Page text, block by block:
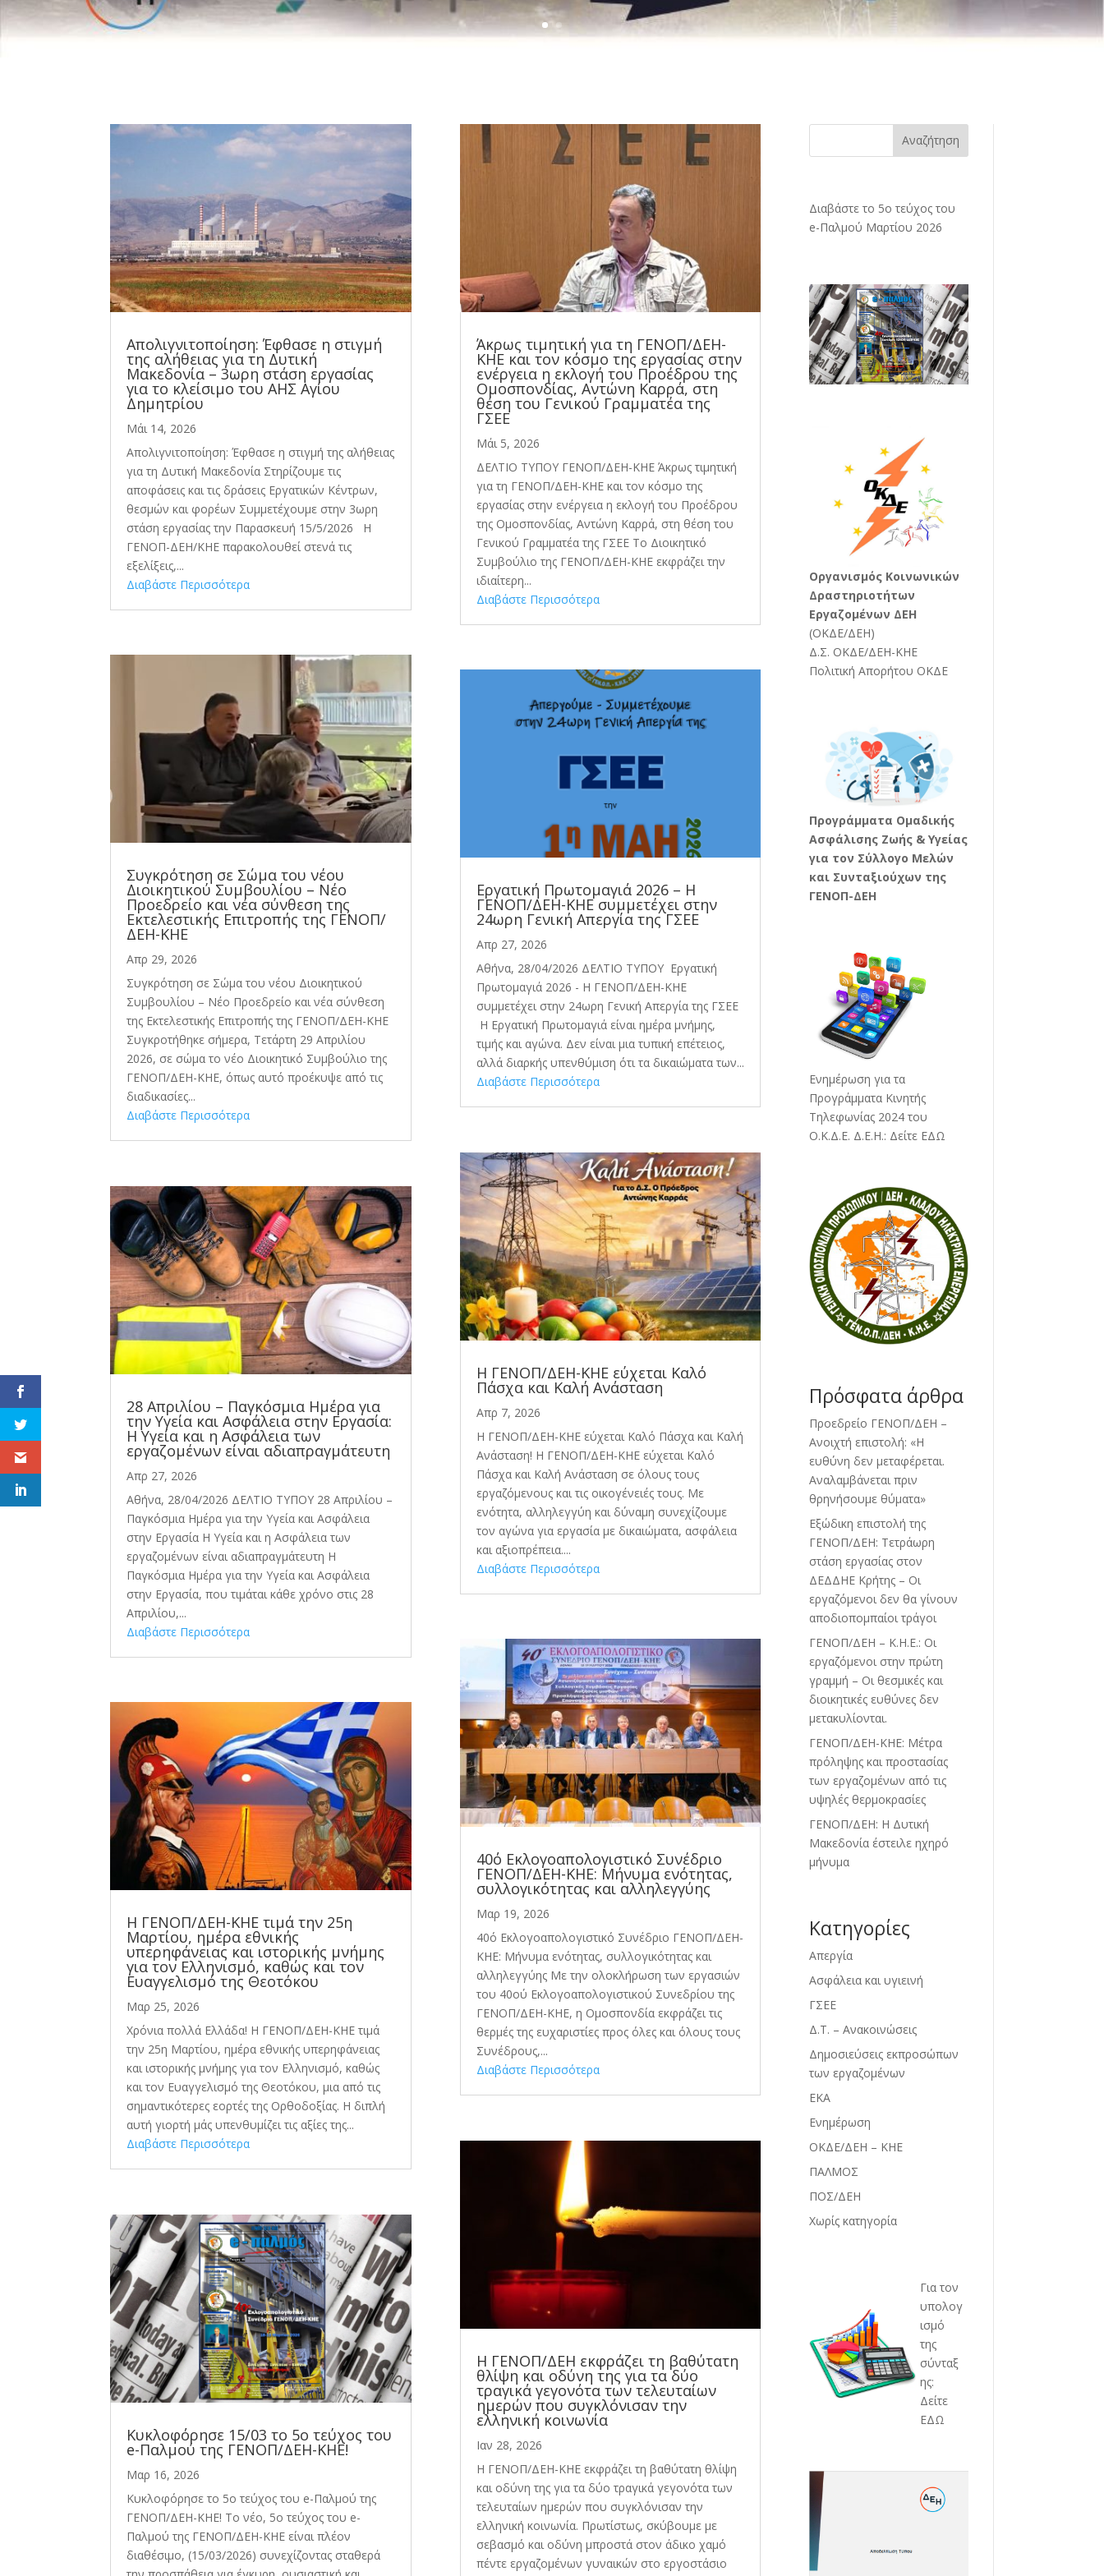
Απολιγνιτοποίηση: Έφθασε η στιγμή
της αλήθειας για τη Δυτική
Μακεδονία – 3ωρη στάση εργασίας
για το κλείσιμο του AHΣ Αγίου
Δημητρίου
Μάι 14, 2026
Απολιγνιτοποίηση: Έφθασε η στιγμή της αλήθειας
για τη Δυτική Μακεδονία Στηρίζουμε τις
αποφάσεις και τις δράσεις Εργατικών Κέντρων,
θεσμών και φορέων Συμμετέχουμε στην 3ωρη
στάση εργασίας την Παρασκευή 15/5/2026 Η
ΓΕΝΟΠ-ΔΕΗ/ΚΗΕ παρακολουθεί στενά τις
εξελίξεις,...
Διαβάστε Περισσότερα
Συγκρότηση σε Σώμα του νέου
Διοικητικού Συμβουλίου – Νέο
Προεδρείο και νέα σύνθεση της
Εκτελεστικής Επιτροπής της ΓΕΝΟΠ/
ΔΕΗ-ΚΗΕ
Απρ 29, 2026
Συγκρότηση σε Σώμα του νέου Διοικητικού
Συμβουλίου – Νέο Προεδρείο και νέα σύνθεση
της Εκτελεστικής Επιτροπής της ΓΕΝΟΠ/ΔΕΗ-ΚΗΕ
Συγκροτήθηκε σήμερα, Τετάρτη 29 Απριλίου
2026, σε σώμα το νέο Διοικητικό Συμβούλιο της
ΓΕΝΟΠ/ΔΕΗ-ΚΗΕ, όπως αυτό προέκυψε από τις
διαδικασίες...
Διαβάστε Περισσότερα
28 Απριλίου – Παγκόσμια Ημέρα για
την Υγεία και Ασφάλεια στην Εργασία:
Η Υγεία και η Ασφάλεια των
εργαζομένων είναι αδιαπραγμάτευτη
Απρ 27, 2026
Αθήνα, 28/04/2026 ΔΕΛΤΙΟ ΤΥΠΟΥ 28 Απριλίου –
Παγκόσμια Ημέρα για την Υγεία και Ασφάλεια
στην Εργασία Η Υγεία και η Ασφάλεια των
εργαζομένων είναι αδιαπραγμάτευτη Η
Παγκόσμια Ημέρα για την Υγεία και Ασφάλεια
στην Εργασία, που τιμάται κάθε χρόνο στις 28
Απριλίου,...
Διαβάστε Περισσότερα
Η ΓΕΝΟΠ/ΔΕΗ-ΚΗΕ τιμά την 25η
Μαρτίου, ημέρα εθνικής
υπερηφάνειας και ιστορικής μνήμης
για τον Ελληνισμό, καθώς και τον
Ευαγγελισμό της Θεοτόκου
Μαρ 25, 2026
Χρόνια πολλά Ελλάδα! Η ΓΕΝΟΠ/ΔΕΗ-ΚΗΕ τιμά
την 25η Μαρτίου, ημέρα εθνικής υπερηφάνειας
και ιστορικής μνήμης για τον Ελληνισμό, καθώς
και τον Ευαγγελισμό της Θεοτόκου, μια από τις
σημαντικότερες εορτές της Ορθοδοξίας. Η διπλή
αυτή γιορτή μάς υπενθυμίζει τις αξίες της...
Διαβάστε Περισσότερα
Κυκλοφόρησε 15/03 το 5ο τεύχος του
e-Παλμού της ΓΕΝΟΠ/ΔΕΗ-ΚΗΕ!
Μαρ 16, 2026
Κυκλοφόρησε το 5ο τεύχος του e-Παλμού της
ΓΕΝΟΠ/ΔΕΗ-ΚΗΕ! Το νέο, 5ο τεύχος του e-
Παλμού της ΓΕΝΟΠ/ΔΕΗ-ΚΗΕ είναι πλέον
διαθέσιμο, (15/03/2026) συνεχίζοντας σταθερά
Άκρως τιμητική για τη ΓΕΝΟΠ/ΔΕΗ-
ΚΗΕ και τον κόσμο της εργασίας στην
ενέργεια η εκλογή του Προέδρου της
Ομοσπονδίας, Αντώνη Καρρά, στη
θέση του Γενικού Γραμματέα της
ΓΣΕΕ
Μάι 5, 2026
ΔΕΛΤΙΟ ΤΥΠΟΥ ΓΕΝΟΠ/ΔΕΗ-ΚΗΕ Άκρως τιμητική
για τη ΓΕΝΟΠ/ΔΕΗ-ΚΗΕ και τον κόσμο της
εργασίας στην ενέργεια η εκλογή του Προέδρου
της Ομοσπονδίας, Αντώνη Καρρά, στη θέση του
Γενικού Γραμματέα της ΓΣΕΕ Το Διοικητικό
Συμβούλιο της ΓΕΝΟΠ/ΔΕΗ-ΚΗΕ εκφράζει την
ιδιαίτερη...
Διαβάστε Περισσότερα
Εργατική Πρωτομαγιά 2026 – Η
ΓΕΝΟΠ/ΔΕΗ-ΚΗΕ συμμετέχει στην
24ωρη Γενική Απεργία της ΓΣΕΕ
Απρ 27, 2026
Αθήνα, 28/04/2026 ΔΕΛΤΙΟ ΤΥΠΟΥ Εργατική
Πρωτομαγιά 2026 - Η ΓΕΝΟΠ/ΔΕΗ-ΚΗΕ
συμμετέχει στην 24ωρη Γενική Απεργία της ΓΣΕΕ
Η Εργατική Πρωτομαγιά είναι ημέρα μνήμης,
τιμής και αγώνα. Δεν είναι μια τυπική επέτειος,
αλλά διαρκής υπενθύμιση ότι τα δικαιώματα των...
Διαβάστε Περισσότερα
Η ΓΕΝΟΠ/ΔΕΗ-ΚΗΕ εύχεται Καλό
Πάσχα και Καλή Ανάσταση
Απρ 7, 2026
Η ΓΕΝΟΠ/ΔΕΗ-ΚΗΕ εύχεται Καλό Πάσχα και Καλή
Ανάσταση! Η ΓΕΝΟΠ/ΔΕΗ-ΚΗΕ εύχεται Καλό
Πάσχα και Καλή Ανάσταση σε όλους τους
εργαζόμενους και τις οικογένειές τους. Με
ενότητα, αλληλεγγύη και δύναμη συνεχίζουμε
τον αγώνα για εργασία με δικαιώματα, ασφάλεια
και αξιοπρέπεια....
Διαβάστε Περισσότερα
40ό Εκλογοαπολογιστικό Συνέδριο
ΓΕΝΟΠ/ΔΕΗ-ΚΗΕ: Μήνυμα ενότητας,
συλλογικότητας και αλληλεγγύης
Μαρ 19, 2026
40ό Εκλογοαπολογιστικό Συνέδριο ΓΕΝΟΠ/ΔΕΗ-
ΚΗΕ: Μήνυμα ενότητας, συλλογικότητας και
αλληλεγγύης Με την ολοκλήρωση των εργασιών
του 40ού Εκλογοαπολογιστικού Συνεδρίου της
ΓΕΝΟΠ/ΔΕΗ-ΚΗΕ, η Ομοσπονδία εκφράζει τις
θερμές της ευχαριστίες προς όλες και όλους τους
Συνέδρους,...
Διαβάστε Περισσότερα
Η ΓΕΝΟΠ/ΔΕΗ εκφράζει τη βαθύτατη
θλίψη και οδύνη της για τα δύο
τραγικά γεγονότα των τελευταίων
ημερών που συγκλόνισαν την
ελληνική κοινωνία
Ιαν 28, 2026
Η ΓΕΝΟΠ/ΔΕΗ-ΚΗΕ εκφράζει τη βαθύτατη θλίψη
και οδύνη της για τα δύο τραγικά γεγονότα των
τελευταίων ημερών που συγκλόνισαν την
ελληνική κοινωνία. Πρωτίστως, σκύβουμε με
σεβασμό και οδύνη μπροστά στον άδικο χαμό
πέντε εργαζομένων γυναικών στο εργοστάσιο
Αναζήτηση
Διαβάστε το 5ο τεύχος του
e-Παλμού Μαρτίου 2026
Oργανισμός Κοινωνικών
Δραστηριοτήτων
Εργαζομένων ΔΕΗ
(ΟΚΔΕ/ΔΕΗ)
Δ.Σ. ΟΚΔΕ/ΔΕΗ-ΚΗΕ
Πολιτική Απορήτου ΟΚΔΕ
Προγράμματα Ομαδικής
Ασφάλισης Ζωής & Υγείας
για τον Σύλλογο Μελών
και Συνταξιούχων της
ΓΕΝΟΠ-ΔΕΗ
Ενημέρωση για τα
Προγράμματα Κινητής
Τηλεφωνίας 2024 του
Ο.Κ.Δ.Ε. Δ.Ε.Η.: Δείτε ΕΔΩ
Πρόσφατα άρθρα
Προεδρείο ΓΕΝΟΠ/ΔΕΗ –
Ανοιχτή επιστολή: «Η
ευθύνη δεν μεταφέρεται.
Αναλαμβάνεται πριν
θρηνήσουμε θύματα»
Εξώδικη επιστολή της
ΓΕΝΟΠ/ΔΕΗ: Τετράωρη
στάση εργασίας στον
ΔΕΔΔΗΕ Κρήτης – Οι
εργαζόμενοι δεν θα γίνουν
αποδιοπομπαίοι τράγοι
ΓΕΝΟΠ/ΔΕΗ – Κ.Η.Ε.: Οι
εργαζόμενοι στην πρώτη
γραμμή – Οι θεσμικές και
διοικητικές ευθύνες δεν
μετακυλίονται.
ΓΕΝΟΠ/ΔΕΗ-ΚΗΕ: Μέτρα
πρόληψης και προστασίας
των εργαζομένων από τις
υψηλές θερμοκρασίες
ΓΕΝΟΠ/ΔΕΗ: Η Δυτική
Μακεδονία έστειλε ηχηρό
μήνυμα
Kατηγορίες
Απεργία
Ασφάλεια και υγιεινή
ΓΣΕΕ
Δ.Τ. – Ανακοινώσεις
Δημοσιεύσεις εκπροσώπων
των εργαζομένων
ΕΚΑ
Ενημέρωση
ΟΚΔΕ/ΔΕΗ – ΚΗΕ
ΠΑΛΜΟΣ
ΠΟΣ/ΔΕΗ
Χωρίς κατηγορία
Για τον
υπολογ
ισμό
της
σύνταξ
ης:
Δείτε
ΕΔΩ